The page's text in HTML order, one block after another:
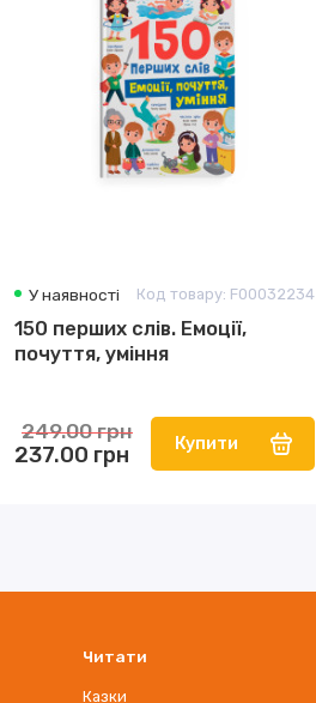
У наявності Код товару: F00032234
150 перших слів. Емоції,
почуття, уміння
237.00 грн
249.00 грн Купити
Читати
Казки